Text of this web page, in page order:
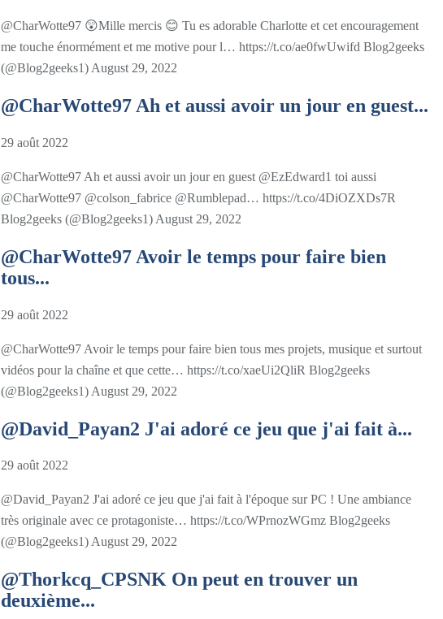
@CharWotte97 😲Mille mercis 😊 Tu es adorable Charlotte et cet encouragement
me touche énormément et me motive pour l… https://t.co/ae0fwUwifd Blog2geeks
(@Blog2geeks1) August 29, 2022
@CharWotte97 Ah et aussi avoir un jour en guest...
29 août 2022
@CharWotte97 Ah et aussi avoir un jour en guest @EzEdward1 toi aussi
@CharWotte97 @colson_fabrice @Rumblepad… https://t.co/4DiOZXDs7R
Blog2geeks (@Blog2geeks1) August 29, 2022
@CharWotte97 Avoir le temps pour faire bien
tous...
29 août 2022
@CharWotte97 Avoir le temps pour faire bien tous mes projets, musique et surtout
vidéos pour la chaîne et que cette… https://t.co/xaeUi2QliR Blog2geeks
(@Blog2geeks1) August 29, 2022
@David_Payan2 J'ai adoré ce jeu que j'ai fait à...
29 août 2022
@David_Payan2 J'ai adoré ce jeu que j'ai fait à l'époque sur PC ! Une ambiance
très originale avec ce protagoniste… https://t.co/WPrnozWGmz Blog2geeks
(@Blog2geeks1) August 29, 2022
@Thorkcq_CPSNK On peut en trouver un
deuxième...